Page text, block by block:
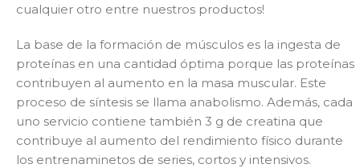
cualquier otro entre nuestros productos!
La base de la formación de músculos es la ingesta de
proteínas en una cantidad óptima porque las proteínas
contribuyen al aumento en la masa muscular. Este
proceso de síntesis se llama anabolismo. Además, cada
uno servicio contiene también 3 g de creatina que
contribuye al aumento del rendimiento físico durante
los entrenaminetos de series, cortos y intensivos.